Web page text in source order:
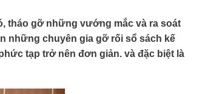
tháo gỡ những vướng mắc và ra soát
những chuyên gia gỡ rối sổ sách kế
tạp trở nên đơn giản. và đặc biệt là